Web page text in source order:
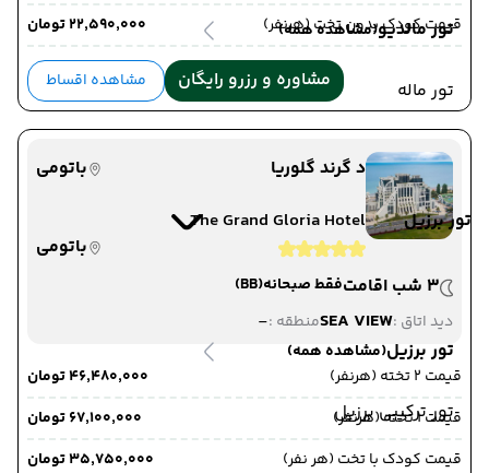
تور مالدیو(مشاهده همه)
تور ماله
تور برزیل
تور برزیل(مشاهده همه)
تور ترکیبی برزیل
قیمت کودک بدون تخت (هرنفر)
۲۲٬۵۹۰٬۰۰۰ تومان
مشاوره و رزرو رایگان مشاهده اقساط
د گرند گلوریا
باتومی
The Grand Gloria Hotel
باتومی
3 شب اقامت
فقط صبحانه(BB)
دید اتاق :SEA VIEWمنطقه :-
قیمت 2 تخته (هرنفر)
۴۶٬۴۸۰٬۰۰۰ تومان
قیمت 1 تخته (هرنفر)
۶۷٬۱۰۰٬۰۰۰ تومان
قیمت کودک با تخت (هر نفر)
۳۵٬۷۵۰٬۰۰۰ تومان